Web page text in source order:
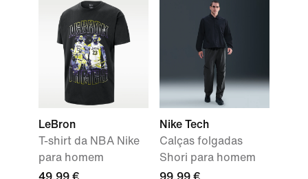
LeBron
T-shirt da NBA Nike
para homem
49,99 €
Nike Tech
Calças folgadas
Shori para homem
99,99 €